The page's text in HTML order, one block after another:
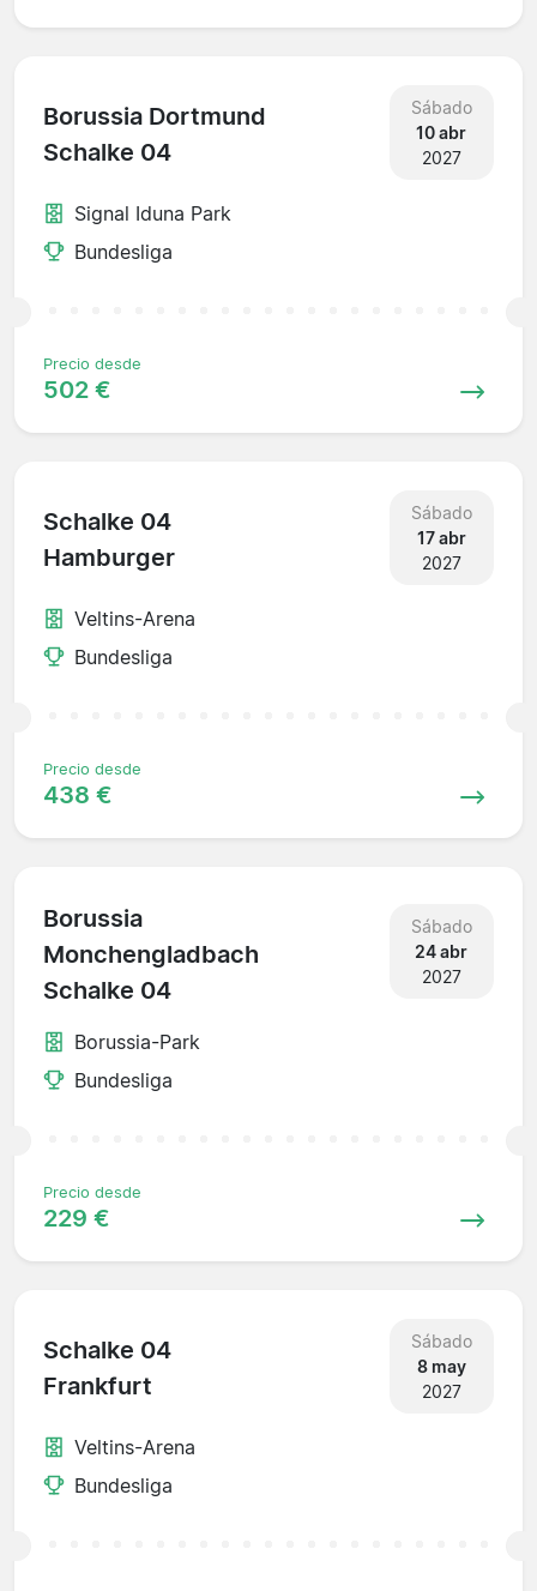
Borussia Dortmund
Schalke 04
Sábado
10 abr
2027
Signal Iduna Park
Bundesliga
Precio desde
502 €
Schalke 04
Hamburger
Sábado
17 abr
2027
Veltins-Arena
Bundesliga
Precio desde
438 €
Borussia
Monchengladbach
Schalke 04
Sábado
24 abr
2027
Borussia-Park
Bundesliga
Precio desde
229 €
Schalke 04
Frankfurt
Sábado
8 may
2027
Veltins-Arena
Bundesliga